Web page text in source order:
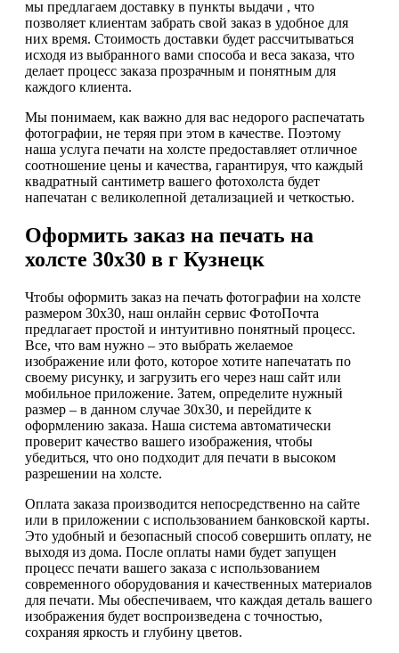
мы предлагаем доставку в пункты выдачи , что
позволяет клиентам забрать свой заказ в удобное для
них время. Стоимость доставки будет рассчитываться
исходя из выбранного вами способа и веса заказа, что
делает процесс заказа прозрачным и понятным для
каждого клиента.
Мы понимаем, как важно для вас недорого распечатать
фотографии, не теряя при этом в качестве. Поэтому
наша услуга печати на холсте предоставляет отличное
соотношение цены и качества, гарантируя, что каждый
квадратный сантиметр вашего фотохолста будет
напечатан с великолепной детализацией и четкостью.
Оформить заказ на печать на
холсте 30х30 в г Кузнецк
Чтобы оформить заказ на печать фотографии на холсте
размером 30х30, наш онлайн сервис ФотоПочта
предлагает простой и интуитивно понятный процесс.
Все, что вам нужно – это выбрать желаемое
изображение или фото, которое хотите напечатать по
своему рисунку, и загрузить его через наш сайт или
мобильное приложение. Затем, определите нужный
размер – в данном случае 30х30, и перейдите к
оформлению заказа. Наша система автоматически
проверит качество вашего изображения, чтобы
убедиться, что оно подходит для печати в высоком
разрешении на холсте.
Оплата заказа производится непосредственно на сайте
или в приложении с использованием банковской карты.
Это удобный и безопасный способ совершить оплату, не
выходя из дома. После оплаты нами будет запущен
процесс печати вашего заказа с использованием
современного оборудования и качественных материалов
для печати. Мы обеспечиваем, что каждая деталь вашего
изображения будет воспроизведена с точностью,
сохраняя яркость и глубину цветов.